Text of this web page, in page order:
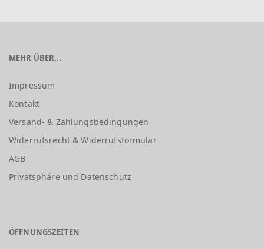
MEHR ÜBER...
Impressum
Kontakt
Versand- & Zahlungsbedingungen
Widerrufsrecht & Widerrufsformular
AGB
Privatsphäre und Datenschutz
ÖFFNUNGSZEITEN